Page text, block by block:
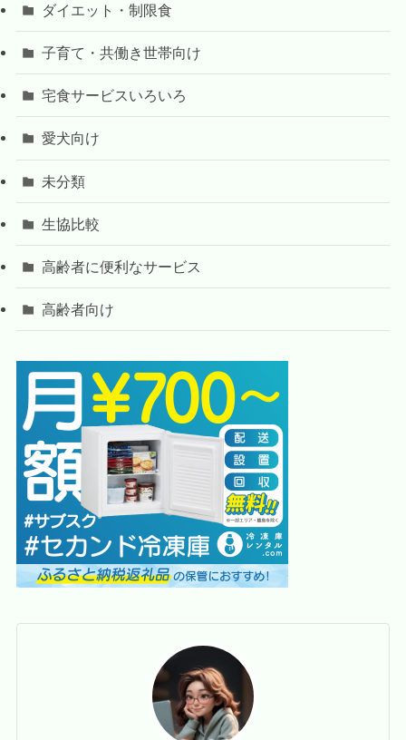
ダイエット・制限食
子育て・共働き世帯向け
宅食サービスいろいろ
愛犬向け
未分類
生協比較
高齢者に便利なサービス
高齢者向け